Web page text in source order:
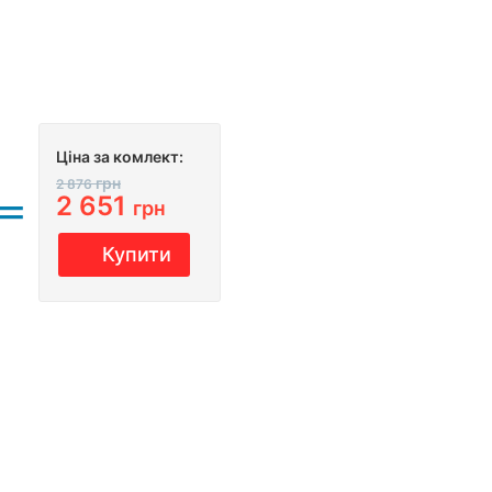
Ціна за комлект:
2 876грн
2 651 грн
Купити